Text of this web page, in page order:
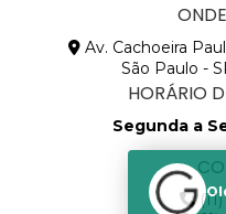
Av. Cachoeira
São Paulo -
HORÁRIO
Segunda a